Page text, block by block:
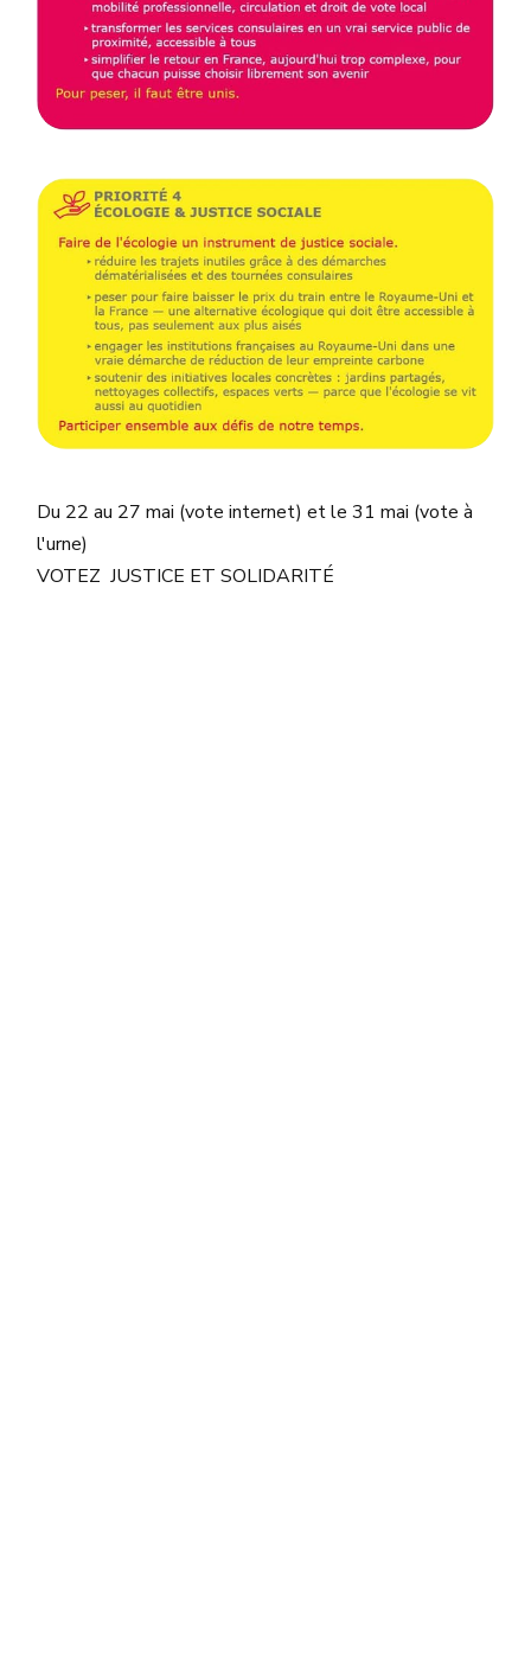
Du 22 au 27 mai (vote internet) et le 31 mai (vote à
l'urne)
VOTEZ JUSTICE ET SOLIDARITÉ